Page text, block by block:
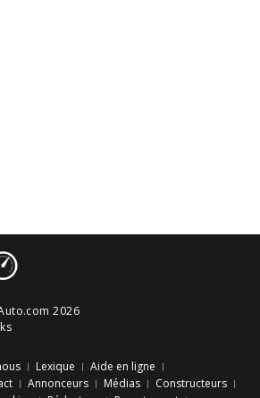
2026
Lexique
Aide en ligne
Annonceurs Médias
Constructeurs